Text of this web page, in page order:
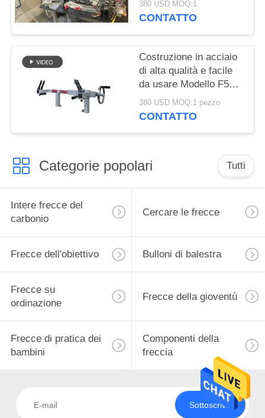
barda di tracciamento
380 USD MOQ:1
CONTATTO
Costruzione in acciaio
di alta qualità e facile
da usare Modello F50H
Apertura da 11" a 49"
Assi Pressa per arco
380 USD MOQ:1 pezzo
CONTATTO
Categorie popolari Tutti
Intere frecce del
carbonio
Cercare le frecce
Frecce dell'obiettivo Bulloni di balestra
Frecce su
ordinazione
Frecce della gioventù
Frecce di pratica dei
bambini
Componenti della
freccia
Sottoscriva